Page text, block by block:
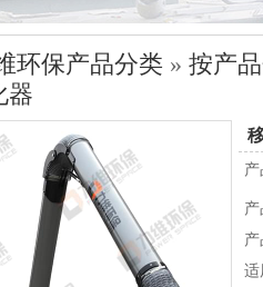
环保产品分类 » 按产
器
产
适